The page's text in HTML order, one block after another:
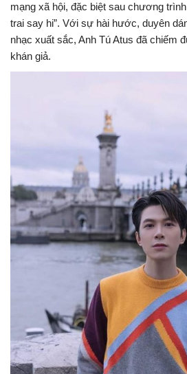
mạng xã hội, đặc biệt sau chương
trai say hi”. Với sự hài hước, duyên
nhạc xuất sắc, Anh Tú Atus đã chiếm
khán giả.